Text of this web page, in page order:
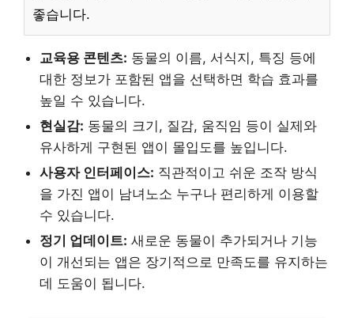
좋습니다.
교육용 콘텐츠: 동물의 이름, 서식지, 특징 등에
대한 정보가 포함된 앱을 선택하면 학습 효과를
높일 수 있습니다.
현실감: 동물의 크기, 질감, 움직임 등이 실제와
유사하게 구현된 앱이 몰입도를 높입니다.
사용자 인터페이스: 직관적이고 쉬운 조작 방식
을 가진 앱이 남녀노소 누구나 편리하게 이용할
수 있습니다.
정기 업데이트: 새로운 동물이 추가되거나 기능
이 개선되는 앱은 장기적으로 만족도를 유지하는
데 도움이 됩니다.